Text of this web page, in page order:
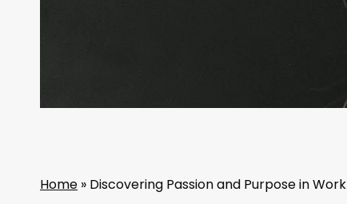
Home » Discovering Passion and Purpose in Work